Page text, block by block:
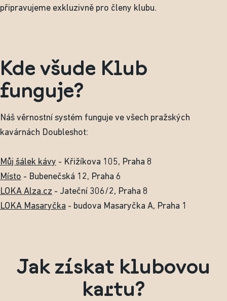
připravujeme exkluzivně pro členy klubu.
Kde všude Klub
funguje?
Náš věrnostní systém funguje ve všech pražských
kavárnách Doubleshot:
Můj šálek kávy - Křižíkova 105, Praha 8
Místo - Bubenečská 12, Praha 6
LOKA Alza.cz - Jateční 306/2, Praha 8
LOKA Masaryčka - budova Masaryčka A, Praha 1
Jak získat klubovou
kartu?